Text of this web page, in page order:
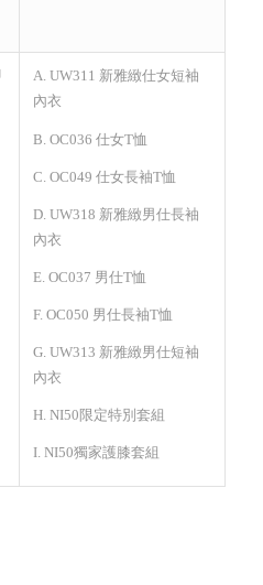
A. UW311 新雅緻仕女短袖
內衣
B. OC036 仕女T恤
C. OC049 仕女長袖T恤
D. UW318 新雅緻男仕長袖
內衣
E. OC037 男仕T恤
F. OC050 男仕長袖T恤
G. UW313 新雅緻男仕短袖
內衣
H. NI50限定特別套組
I. NI50獨家護膝套組